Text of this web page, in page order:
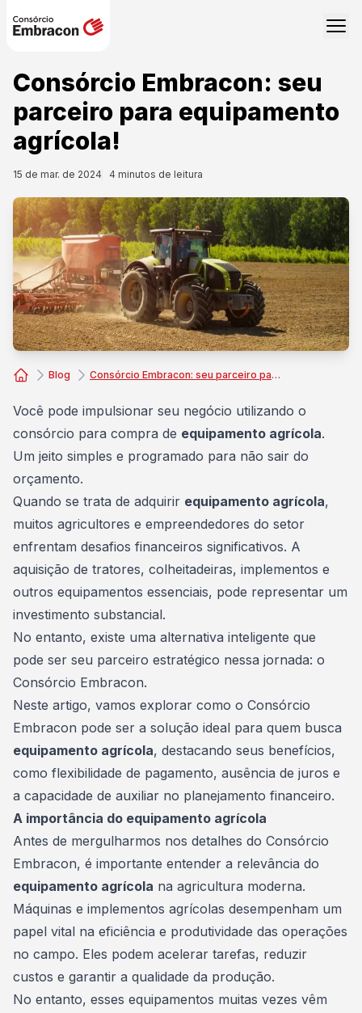
Consórcio Embracon: seu
parceiro para equipamento
agrícola!
15 de mar. de 2024 4 minutos de leitura
Blog Consórcio Embracon: seu parceiro para equipamento agrícola!
Você pode impulsionar seu negócio utilizando o
consórcio para compra de equipamento agrícola.
Um jeito simples e programado para não sair do
orçamento.
Quando se trata de adquirir equipamento agrícola,
muitos agricultores e empreendedores do setor
enfrentam desafios financeiros significativos. A
aquisição de tratores, colheitadeiras, implementos e
outros equipamentos essenciais, pode representar um
investimento substancial.
No entanto, existe uma alternativa inteligente que
pode ser seu parceiro estratégico nessa jornada: o
Consórcio Embracon.
Neste artigo, vamos explorar como o Consórcio
Embracon pode ser a solução ideal para quem busca
equipamento agrícola, destacando seus benefícios,
como flexibilidade de pagamento, ausência de juros e
a capacidade de auxiliar no planejamento financeiro.
A importância do equipamento agrícola
Antes de mergulharmos nos detalhes do Consórcio
Embracon, é importante entender a relevância do
equipamento agrícola na agricultura moderna.
Máquinas e implementos agrícolas desempenham um
papel vital na eficiência e produtividade das operações
no campo. Eles podem acelerar tarefas, reduzir
custos e garantir a qualidade da produção.
No entanto, esses equipamentos muitas vezes vêm